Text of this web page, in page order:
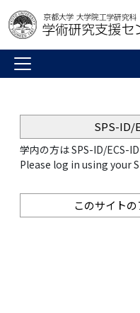
SPS-ID/
学内の方は SPS-ID/ECS-
Please log in using your
このサイト